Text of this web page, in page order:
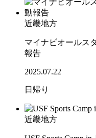
近畿地方
マイナビオールス
報告
2025.07.22
日帰り
近畿地方